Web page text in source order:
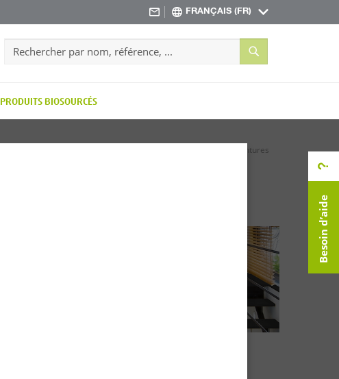
FRANÇAIS (FR)
PRODUITS BIOSOURCÉS
Peintures
Besoin d’aide